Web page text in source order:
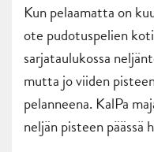
Kun pelaamatta on
ote pudotuspelien
sarjataulukossa
mutta jo viiden
pelanneena. KalPa
neljän pisteen päässä